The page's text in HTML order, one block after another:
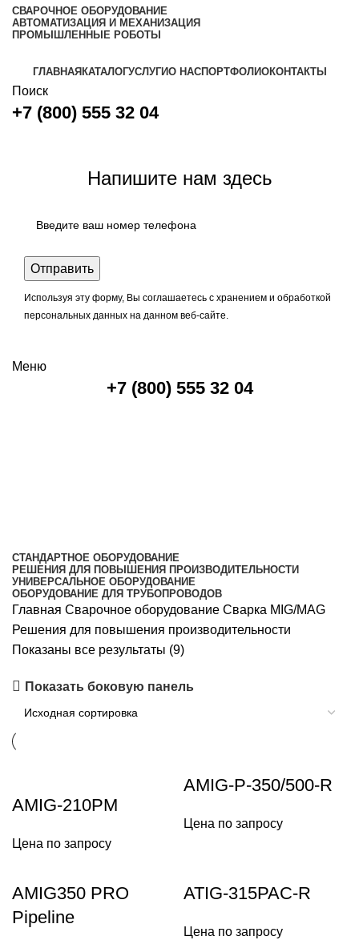
СВАРОЧНОЕ ОБОРУДОВАНИЕ
АВТОМАТИЗАЦИЯ И МЕХАНИЗАЦИЯ
ПРОМЫШЛЕННЫЕ РОБОТЫ
ГЛАВНАЯ КАТАЛОГУСЛУГИО НАСПОРТФОЛИОКОНТАКТЫ
Поиск
+7 (800) 555 32 04
Напишите нам здесь
Используя эту форму, Вы соглашаетесь с хранением и обработкой
персональных данных на данном веб-сайте.
Меню
+7 (800) 555 32 04
СТАНДАРТНОЕ ОБОРУДОВАНИЕ
РЕШЕНИЯ ДЛЯ ПОВЫШЕНИЯ ПРОИЗВОДИТЕЛЬНОСТИ
УНИВЕРСАЛЬНОЕ ОБОРУДОВАНИЕ
ОБОРУДОВАНИЕ ДЛЯ ТРУБОПРОВОДОВ
Главная Сварочное оборудование Сварка MIG/MAG
Решения для повышения производительности
Показаны все результаты (9)
Показать боковую панель
AMIG-210PM
Цена по запросу
AMIG-P-350/500-R
Цена по запросу
AMIG350 PRO
Pipeline
ATIG-315PAC-R
Цена по запросу